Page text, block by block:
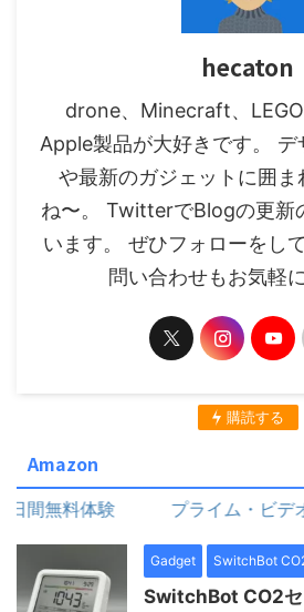
hecaton
drone、Minecraft、
Apple製品が大好きです。
や最新のガジェットに囲ま
ね〜。 TwitterでBlogの更新
います。 ぜひフォローをし
問い合わせもお気軽
購読する
Amazon
無料体験 プライム・ビデオ
Gadget SwitchBot
SwitchBot CO2セ